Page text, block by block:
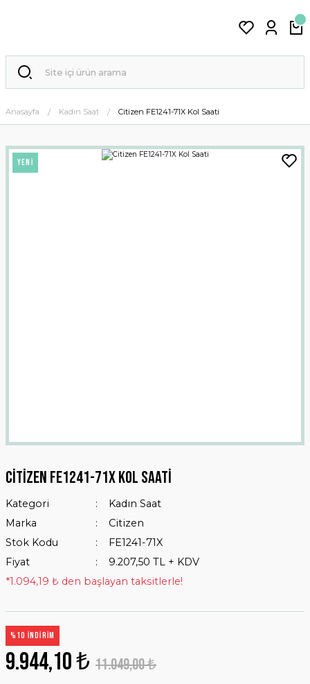
Anasayfa Kadın Saat Citizen FE1241-71X Kol Saati
YENİ
Citizen FE1241-71X Kol Saati
Kategori
Kadın Saat
Marka
Citizen
Stok Kodu
FE1241-71X
Fiyat
9.207,50 TL + KDV
*1.094,19 ₺ den başlayan taksitlerle!
%10 İNDİRİM
9.944,10 ₺ 11.049,00 ₺